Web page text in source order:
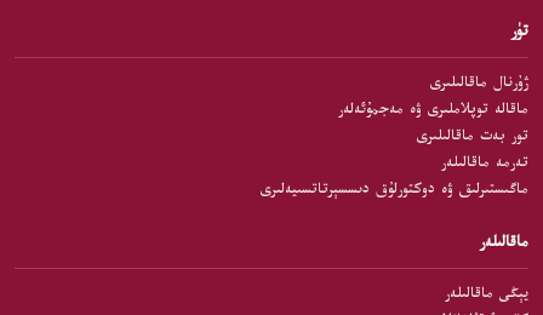
تۈر
ژۇرنال ماقالىلىرى
ماقالە توپلاملىرى ۋە مەجمۇئەلەر
تور بەت ماقالىلىرى
تەرمە ماقالىلەر
ماگىستىرلىق ۋە دوكتورلۇق دىسسېرتاتسىيەلىرى
ماقالىلەر
يېڭى ماقالىلەر